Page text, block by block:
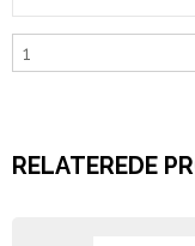
RELATEREDE